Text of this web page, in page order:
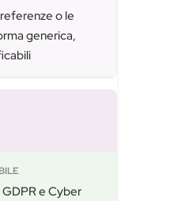
o le
generica,
GDPR e Cyber